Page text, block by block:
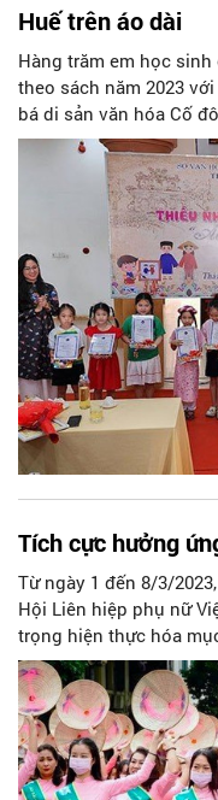
Huế trên áo dài
Hàng trăm em học
theo sách năm 2023
bá di sản văn hóa Cố
triển các em thiếu nhi
Tích cực hưởng
Từ ngày 1 đến 8/3/
Hội Liên hiệp phụ nữ
trọng hiện thực hóa
di sản văn hóa Việt